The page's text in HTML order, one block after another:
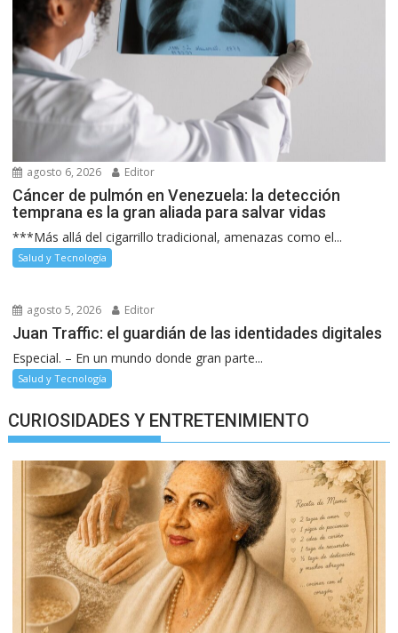
agosto 6, 2026 Editor
Cáncer de pulmón en Venezuela: la detección
temprana es la gran aliada para salvar vidas
***Más allá del cigarrillo tradicional, amenazas como el...
Salud y Tecnología
agosto 5, 2026 Editor
Juan Traffic: el guardián de las identidades digitales
Especial. – En un mundo donde gran parte...
Salud y Tecnología
CURIOSIDADES Y ENTRETENIMIENTO